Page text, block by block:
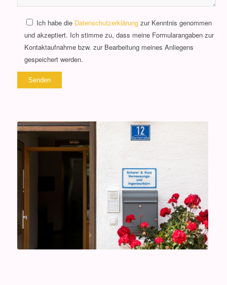
Ich habe die Datenschutzerklärungzur Kenntnis genommen
und akzeptiert. Ich stimme zu, dass meine Formularangaben zur
Kontaktaufnahme bzw. zur Bearbeitung meines Anliegens
gespeichert werden.